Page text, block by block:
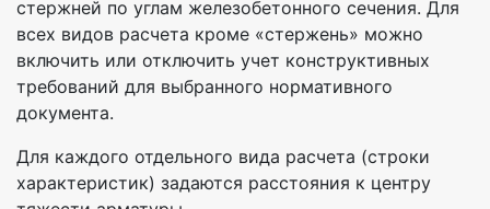
стержней по углам железобетонного сечения. Для
всех видов расчета кроме «стержень» можно
включить или отключить учет конструктивных
требований для выбранного нормативного
документа.
Для каждого отдельного вида расчета (строки
характеристик) задаются расстояния к центру